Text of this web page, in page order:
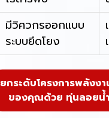
มีวิศวกรออกแบบ
ระบบยึดโยง
ยกระดับโครงการพลังง
ของคุณด้วย ทุ่นลอยน้ำ